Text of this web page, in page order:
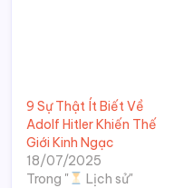
9 Sự Thật Ít Biết Về
Adolf Hitler Khiến Thế
Giới Kinh Ngạc
18/07/2025
Trong "
Lịch sử"